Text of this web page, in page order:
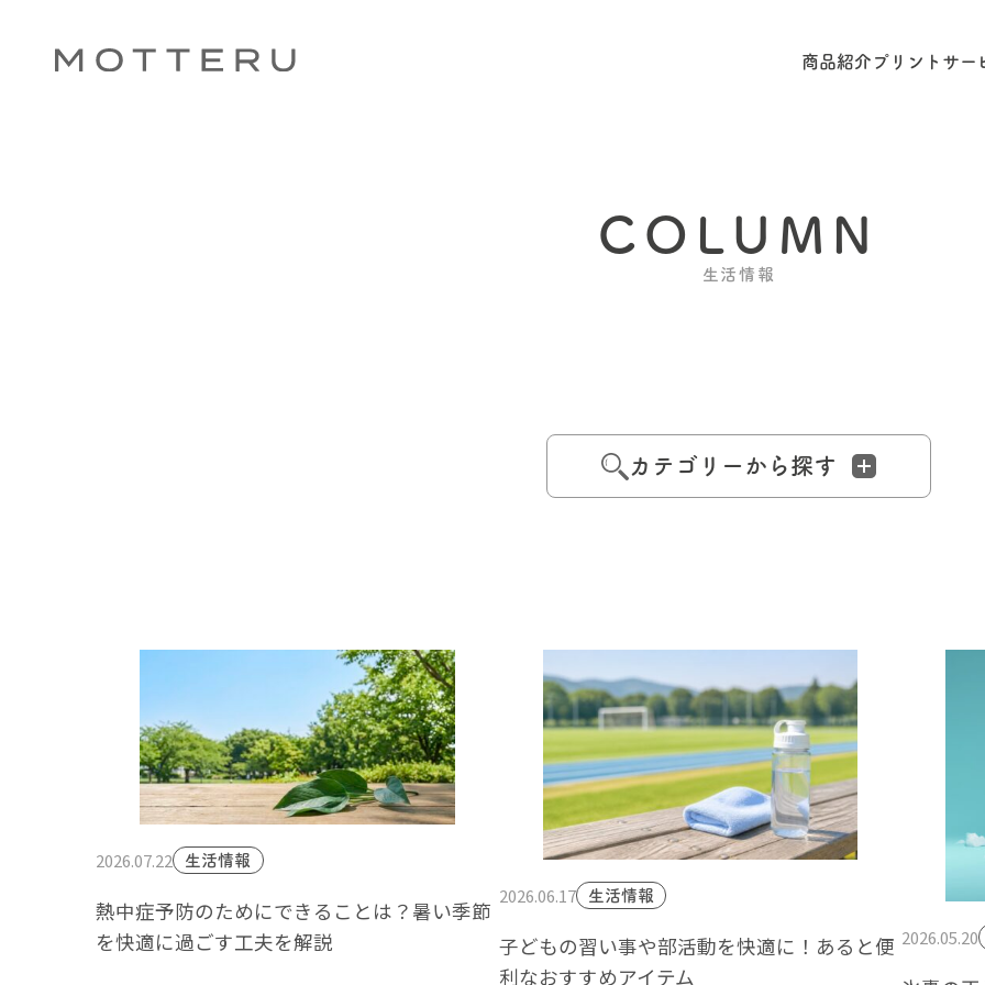
商品紹介 プリントサー
COLUMN
生活情報
カテゴリーから探す
2026.07.22 生活情報
熱中症予防のためにできることは？暑い季節
を快適に過ごす工夫を解説
2026.06.17 生活情報
子どもの習い事や部活動を快適に！あると便
利なおすすめアイテム
2026.05.20